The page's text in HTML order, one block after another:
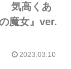
気高くあ
魔女』ver.
2023.03.10